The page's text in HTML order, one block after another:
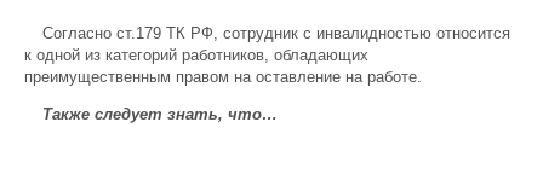
Согласно ст.179 ТК РФ, сотрудник с инвалидностью относится
к одной из категорий работников, обладающих
преимущественным правом на оставление на работе.
Также следует знать, что…